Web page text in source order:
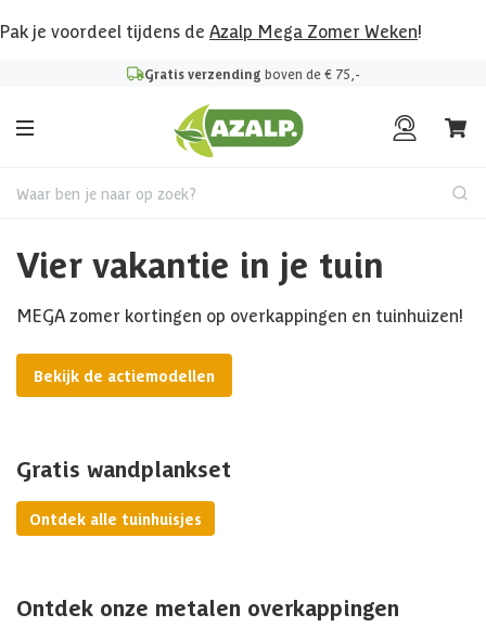
Pak je voordeel tijdens de Azalp Mega Zomer Weken!
Gratis verzending boven de € 75,-
Waar ben je naar op zoek?
Vier vakantie in je tuin
MEGA zomer kortingen op overkappingen en tuinhuizen!
Bekijk de actiemodellen
Gratis wandplankset
Ontdek alle tuinhuisjes
Ontdek onze metalen overkappingen